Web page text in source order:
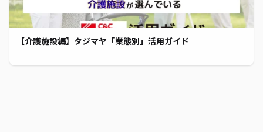
【介護施設編】タジマヤ「業態別」活用ガイド